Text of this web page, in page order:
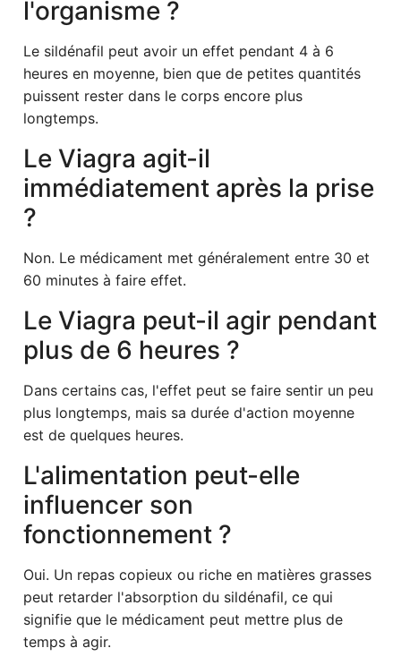
l'organisme ?
Le sildénafil peut avoir un effet pendant 4 à 6
heures en moyenne, bien que de petites quantités
puissent rester dans le corps encore plus
longtemps.
Le Viagra agit-il
immédiatement après la prise
?
Non. Le médicament met généralement entre 30 et
60 minutes à faire effet.
Le Viagra peut-il agir pendant
plus de 6 heures ?
Dans certains cas, l'effet peut se faire sentir un peu
plus longtemps, mais sa durée d'action moyenne
est de quelques heures.
L'alimentation peut-elle
influencer son
fonctionnement ?
Oui. Un repas copieux ou riche en matières grasses
peut retarder l'absorption du sildénafil, ce qui
signifie que le médicament peut mettre plus de
temps à agir.